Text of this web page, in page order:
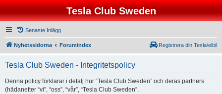
Tesla Club Sweden
Senaste Inlägg
Nyhetssidorna Forumindex Registrera din Tesla/elbil
Tesla Club Sweden - Integritetspolicy
Denna policy förklarar i detalj hur “Tesla Club Sweden” och deras partners
(hädanefter “vi”, “oss”, “vår”, “Tesla Club Sweden”,